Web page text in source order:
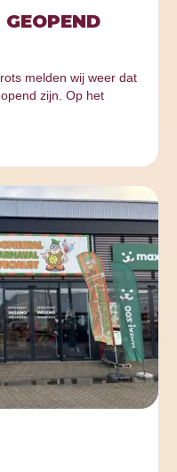
melden wij weer dat
zijn. Op het